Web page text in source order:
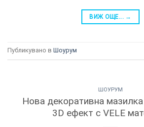
ВИЖ ОЩЕ... →
Публикувано в Шоурум
ШОУРУМ
Нова декоративна
3D ефект с VELE